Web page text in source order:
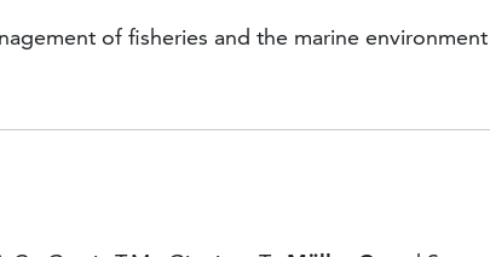
of fisheries and the marine